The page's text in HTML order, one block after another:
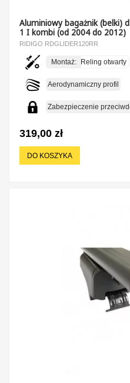
Aluminiowy bagażnik (belki)
1 I kombi (od 2004 do 2012)
RIDIGO RDGLIDER120RR
Montaż: Reling otwarty
Aerodynamiczny profil
Zabezpieczenie
319,00 zł
DO KOSZYKA